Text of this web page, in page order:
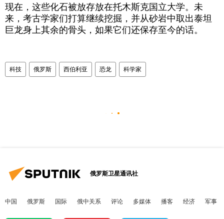
现在，这些化石被放存放在托木斯克国立大学。未
来，考古学家们打算继续挖掘，并从砂岩中取出泰坦
巨龙身上其余的骨头，如果它们还保存至今的话。
科技 俄罗斯 西伯利亚 恐龙 科学家
俄罗斯卫星通讯社
中国 俄罗斯 国际 俄中关系 评论 多媒体 播客 经济 军事